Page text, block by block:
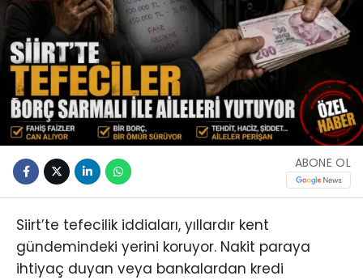
ABONE OL
Siirt’te tefecilik iddiaları, yıllardır kent
gündemindeki yerini koruyor. Nakit paraya
ihtiyaç duyan veya bankalardan kredi